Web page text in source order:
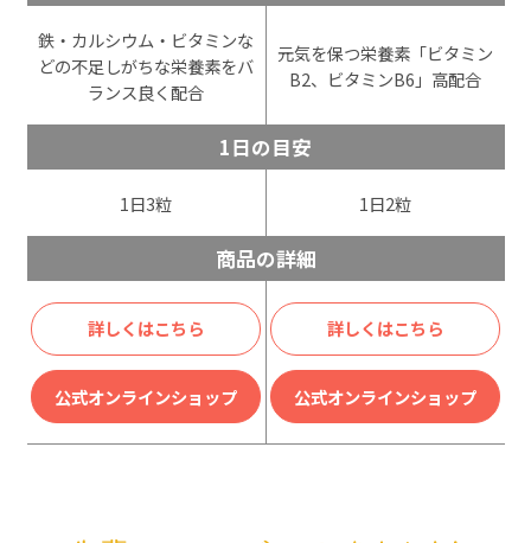
鉄・カルシウム・ビタミンな
どの不足しがちな栄養素をバ
ランス良く配合
元気を保つ栄養素「ビタミン
B2、ビタミンB6」高配合
1日の目安
1日3粒 1日2粒
商品の詳細
詳しくはこちら
公式オンラインショップ
詳しくはこちら
公式オンラインショップ